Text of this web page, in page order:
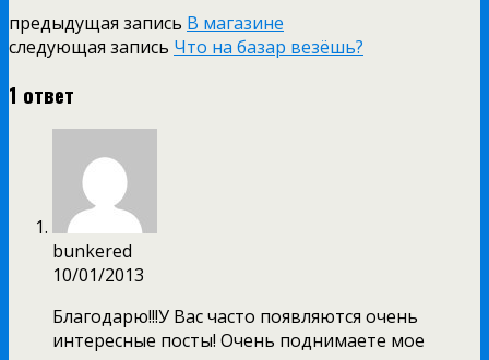
предыдущая запись В магазине
следующая запись Что на базар везёшь?
1 ответ
bunkered
10/01/2013
Благодарю!!!У Вас часто появляются очень
интересные посты! Очень поднимаете мое